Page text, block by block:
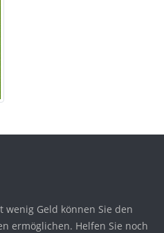
wenig Geld können Sie den
ermöglichen. Helfen Sie noch